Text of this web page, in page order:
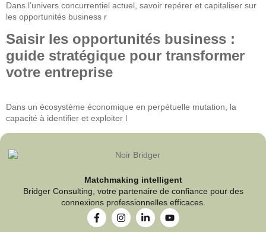
Dans l’univers concurrentiel actuel, savoir repérer et capitaliser sur
les opportunités business r
Saisir les opportunités business :
guide stratégique pour transformer
votre entreprise
Dans un écosystème économique en perpétuelle mutation, la
capacité à identifier et exploiter l
Matchmaking intelligent
Bridger Consulting, votre partenaire de confiance pour des
connexions professionnelles efficaces.